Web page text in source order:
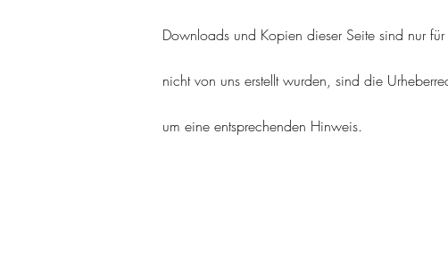
Downloads und Kopien dieser Seite sind nur
nicht von uns erstellt wurden, sind die
um eine entsprechenden Hinweis.